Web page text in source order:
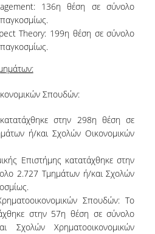
136η θέση σε σύνολο
Theory: 199η θέση σε σύνολο
Σπουδών:
στην 298ηθέση σε
ή/και Σχολών Οικονομικών
Επιστήμης κατατάχθηκε στην
2.727 Τμημάτων ή/και Σχολών
Σπουδών: Το
στην 57η θέση σε σύνολο
Σχολών Χρηματοοικονομικών